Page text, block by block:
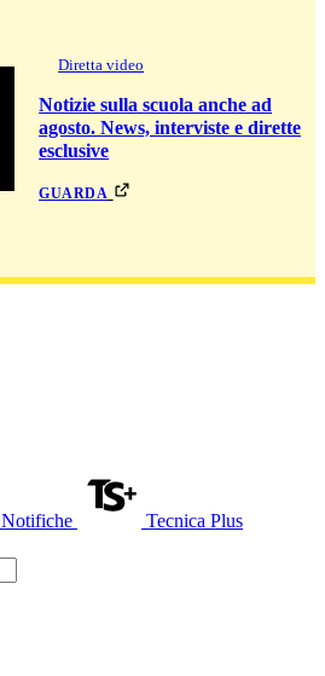
Diretta video
Notizie sulla scuola anche ad
agosto. News, interviste e dirette
esclusive
guarda
Notifiche Tecnica Plus